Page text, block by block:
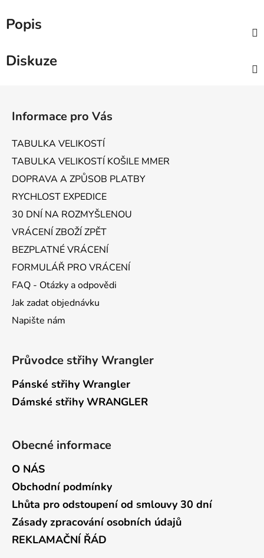
Popis
Diskuze
Informace pro Vás
TABULKA VELIKOSTÍ
TABULKA VELIKOSTÍ KOŠILE MMER
DOPRAVA A ZPŮSOB PLATBY
RYCHLOST EXPEDICE
30 DNÍ NA ROZMYŠLENOU
VRÁCENÍ ZBOŽÍ ZPĚT
BEZPLATNÉ VRÁCENÍ
FORMULÁŘ PRO VRÁCENÍ
FAQ - Otázky a odpovědi
Jak zadat objednávku
Napište nám
Průvodce střihy Wrangler
Pánské střihy Wrangler
Dámské střihy WRANGLER
Obecné informace
O NÁS
Obchodní podmínky
Lhůta pro odstoupení od smlouvy 30 dní
Zásady zpracování osobních údajů
REKLAMAČNÍ ŘÁD